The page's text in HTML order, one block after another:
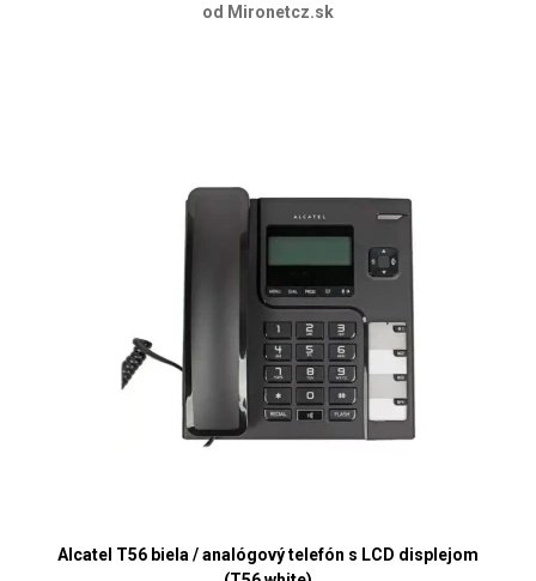
od Mironetcz.sk
Alcatel T56 biela / analógový telefón s LCD displejom